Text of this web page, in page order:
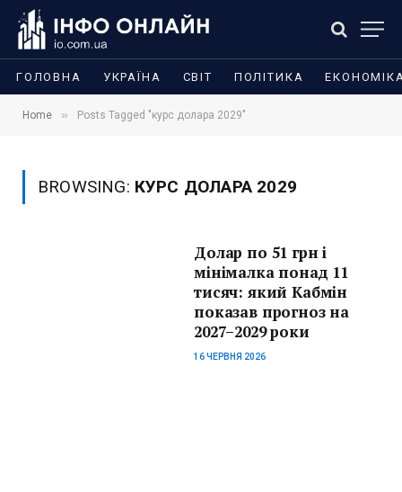
ГОЛОВНА УКРАЇНА СВІТ ПОЛІТИКА
Home » Posts Tagged "курс долара 2029"
BROWSING: КУРС ДОЛАРА 2029
Долар по 51 грн і
мінімалка понад 11
тисяч: який Кабмін
показав прогноз на
2027–2029 роки
16 ЧЕРВНЯ 2026